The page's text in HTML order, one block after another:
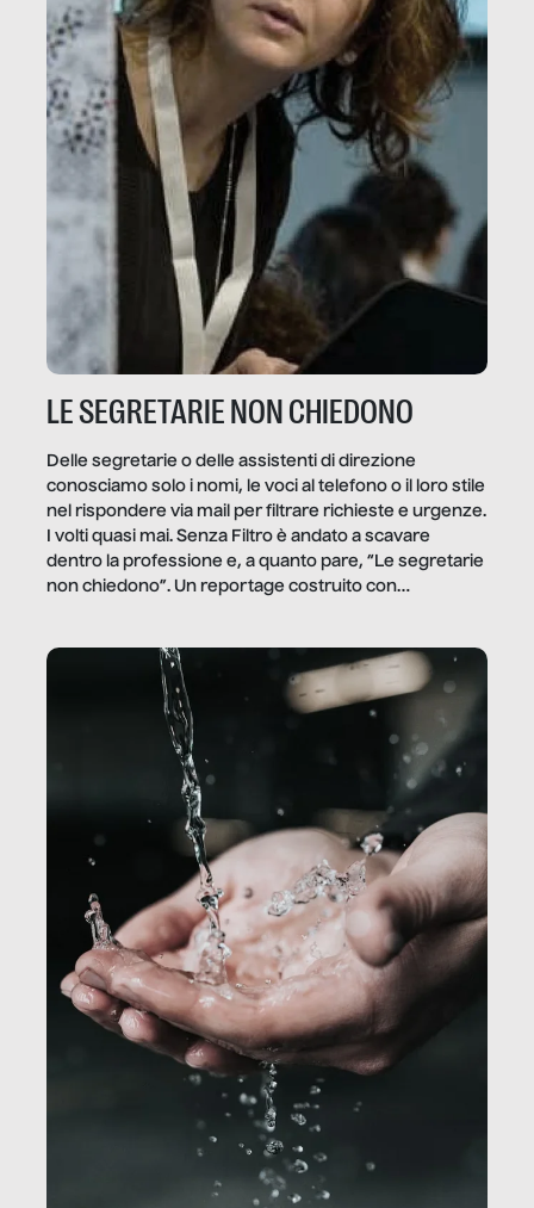
LE SEGRETARIE NON CHIEDONO
Delle segretarie o delle assistenti di direzione
conosciamo solo i nomi, le voci al telefono o il loro stile
nel rispondere via mail per filtrare richieste e urgenze.
I volti quasi mai. Senza Filtro è andato a scavare
dentro la professione e, a quanto pare, “Le segretarie
non chiedono”. Un reportage costruito con